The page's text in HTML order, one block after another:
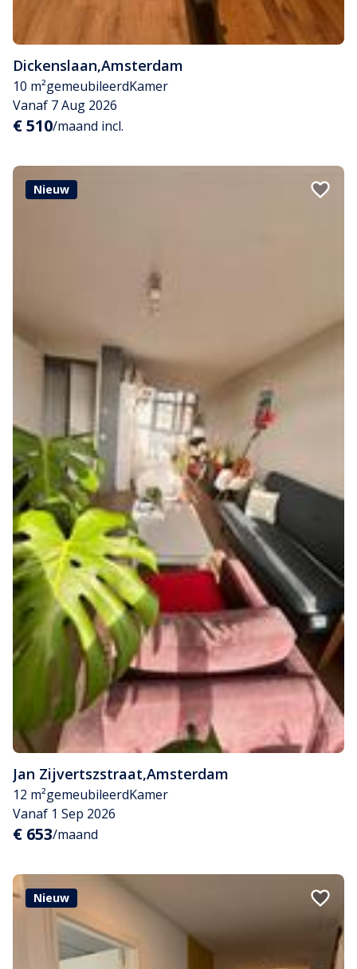
Dickenslaan,Amsterdam
10 m²gemeubileerdKamer
Vanaf 7 Aug 2026
€ 510/maand incl.
Nieuw
Jan Zijvertszstraat,Amsterdam
12 m²gemeubileerdKamer
Vanaf 1 Sep 2026
€ 653/maand
Nieuw